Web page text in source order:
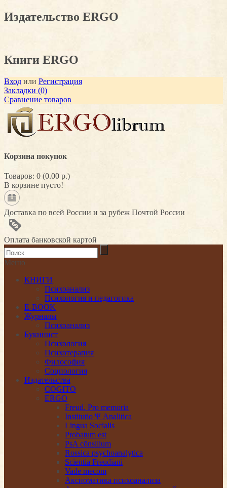
Издательство ERGO
Книги ERGO
Вход или Регистрация
Закладки (0)
Сравнение товаров
Корзина покупок
Товаров: 0 (0.00 р.)
В корзине пусто!
Доставка по всей России и за рубеж Почтой России
Оплата банковской картой
Меню
КНИГИ
Психоанализ
Психология и педагогика
E-BOOK
Журналы
Психоанализ
Букинист
Психология
Психотерапия
Философия
Социология
Издательства
COGITO
ERGO
Freud. Pro memoria
Institutio Ψ Analitica
Lingua Socialis
Probatum est
PsA cōnsilium
Rossica psychoanalytica
Scientia Freudiani
Vade mecom
Аксиоматика психоанализа